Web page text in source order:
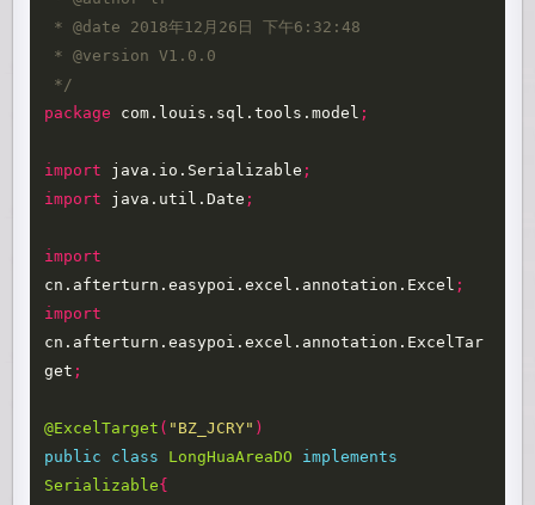
*/
package
com.louis.sql.tools.model ;
import java.io.Serializable ;
import
java.util.Date ;
import
cn.afterturn.easypoi.excel.annotation.Excel ;
import
cn.afterturn.easypoi.excel.annotation.ExcelTar
get ;
@ExcelTarget ( "BZ_JCRY" )
public
class LongHuaAreaDO
implements
Serializable{